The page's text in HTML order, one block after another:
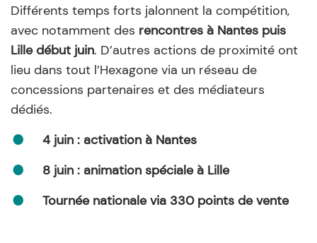
Différents temps forts jalonnent la compétition,
avec notamment des rencontres à Nantes puis
Lille début juin. D’autres actions de proximité ont
lieu dans tout l’Hexagone via un réseau de
concessions partenaires et des médiateurs
dédiés.
4 juin : activation à Nantes
8 juin : animation spéciale à Lille
Tournée nationale via 330 points de vente